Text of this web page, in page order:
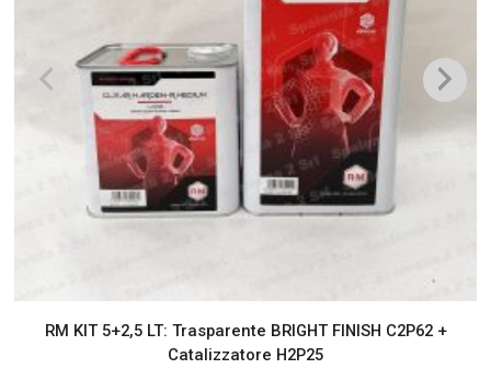
RM KIT 5+2,5 LT: Trasparente BRIGHT FINISH C2P62 +
Catalizzatore H2P25